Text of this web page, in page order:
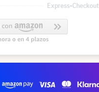
Express-Checkout